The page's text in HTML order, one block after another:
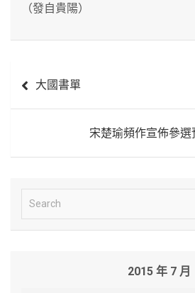
（發自貴陽）
章
大國書單
宋楚瑜頻作宣佈參
e
2015 年 7 月